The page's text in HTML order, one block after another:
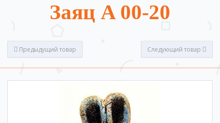
Заяц A 00-20
Предыдущий товар Следующий товар